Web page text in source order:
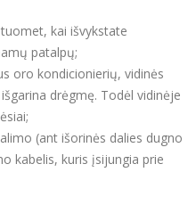
kai išvykstate
patalpų;
oro kondicionierių, vidinės
drėgmę. Todėl vidinėje
(ant išorinės dalies dugno
kabelis, kuris įsijungia prie